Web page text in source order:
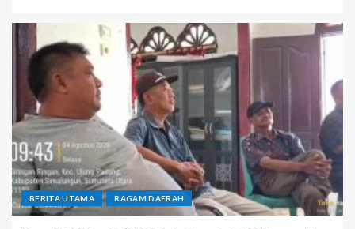
BERITA UTAMA RAGAM DAERAH